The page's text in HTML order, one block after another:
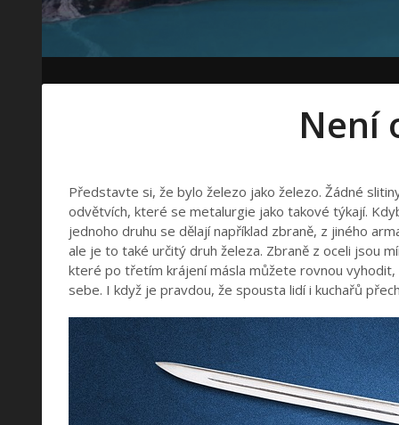
Není
Představte si, že bylo železo jako železo. Žádné
odvětvích, které se metalurgie jako takové týkají.
jednoho druhu se dělají například zbraně, z jiného
ale je to také určitý druh železa. Zbraně z oceli jsou
které po třetím krájení másla můžete rovnou
sebe. I když je pravdou, že spousta lidí i kuchařů